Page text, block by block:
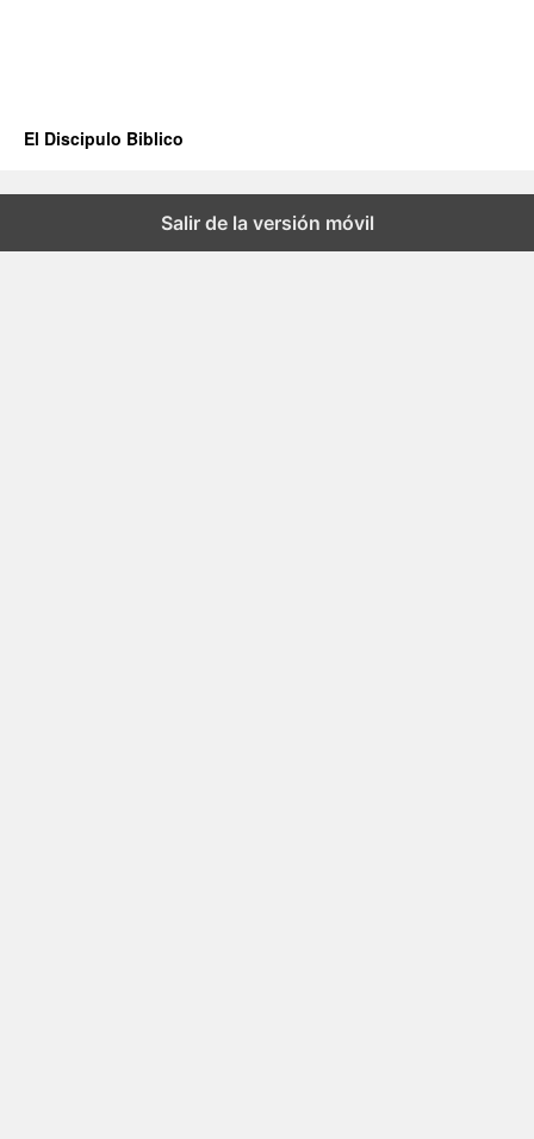
El Discipulo Biblico
Salir de la versión móvil